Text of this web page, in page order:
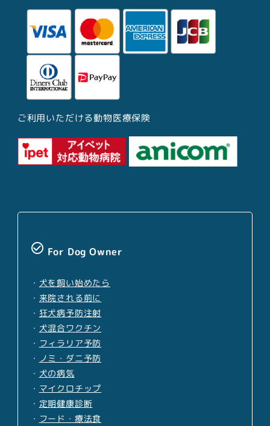
ご利用いただける動物医療保険
check_circle_outline For Dog Owner
・ 犬を飼い始めたら
・ 来院される前に
・ 狂犬病予防注射
・ 犬混合ワクチン
・ フィラリア予防
・ ノミ・ダニ予防
・ 犬の病気
・ マイクロチップ
・ 定期健康診断
・ フード・療法食